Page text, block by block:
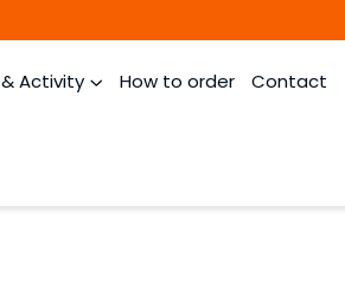
Activity How to order Contact